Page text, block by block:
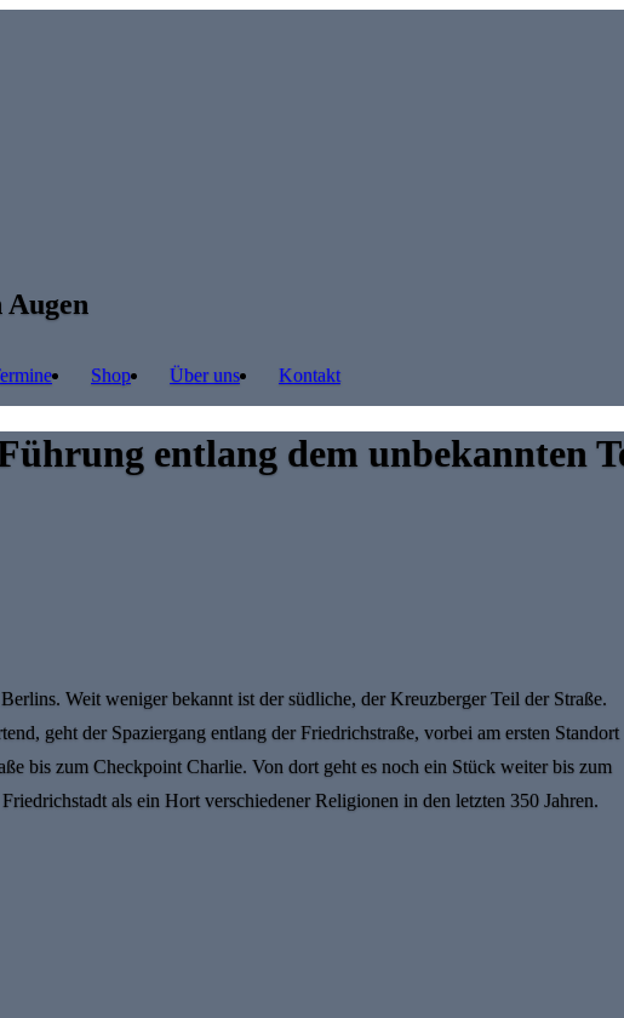
Shop Über uns Kontakt
entlang dem unbekannten
Weit weniger bekannt ist der südliche, der Kreuzberger Teil der Straße.
geht der Spaziergang entlang der Friedrichstraße, vorbei am ersten Standort
bis zum Checkpoint Charlie. Von dort geht es noch ein Stück weiter bis zum
als ein Hort verschiedener Religionen in den letzten 350 Jahren.